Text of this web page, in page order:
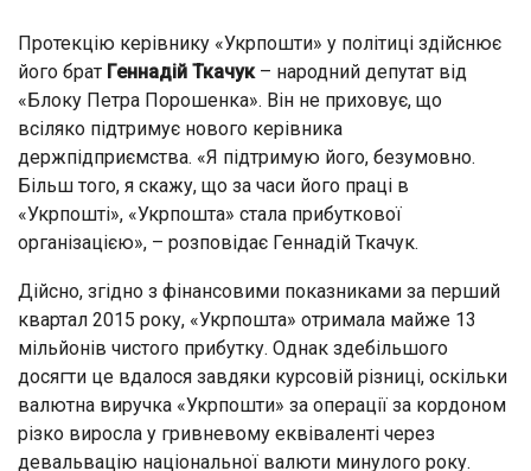
Протекцію керівнику «Укрпошти» у політиці здійснює
його брат Геннадій Ткачук– народний депутат від
«Блоку Петра Порошенка». Він не приховує, що
всіляко підтримує нового керівника
держпідприємства. «Я підтримую його, безумовно.
Більш того, я скажу, що за часи його праці в
«Укрпошті», «Укрпошта» стала прибуткової
організацією», – розповідає Геннадій Ткачук.
Дійсно, згідно з фінансовими показниками за перший
квартал 2015 року, «Укрпошта» отримала майже 13
мільйонів чистого прибутку. Однак здебільшого
досягти це вдалося завдяки курсовій різниці, оскільки
валютна виручка «Укрпошти» за операції за кордоном
різко виросла у гривневому еквіваленті через
девальвацію національної валюти минулого року.